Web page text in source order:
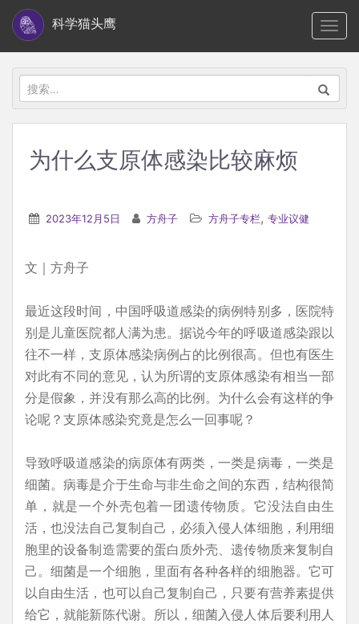
i
科学猫头鹰
搜
索：
为什么支原体感染比较麻烦
2023年12月5日 方舟子 方舟子专栏, 专业议健
文｜方舟子
最近这段时间，中国呼吸道感染的病例特别多，医院特
别是儿童医院都人满为患。据说今年的呼吸道感染跟以
往不一样，支原体感染病例占的比例很高。但也有医生
对此有不同的意见，认为所谓的支原体感染有相当一部
分是假象，并没有那么高的比例。为什么会有这样的争
论呢？支原体感染究竟是怎么一回事呢？
导致呼吸道感染的病原体有两类，一类是病毒，一类是
细菌。病毒是介于生命与非生命之间的东西，结构很简
单，就是一个外壳包着一团遗传物质。它没法自由生
活，也没法自己复制自己，必须入侵人体细胞，利用细
胞里的设备制造需要的蛋白质外壳、遗传物质来复制自
己。细菌是一个细胞，里面有各种各样的细胞器。它可
以自由生活，也可以自己复制自己，只要有营养素提供
给它，就能新陈代谢。所以，细菌入侵人体后要利用人